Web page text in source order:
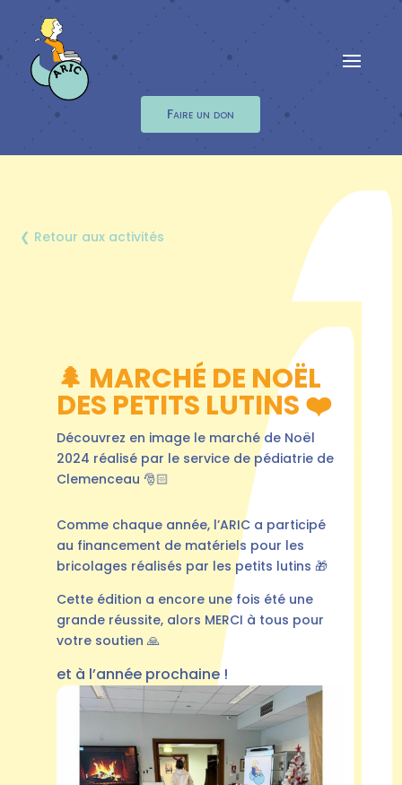
Faire un don
❮ Retour aux activités
🌲 MARCHÉ DE NOËL
DES PETITS LUTINS ❤️
Découvrez en image le marché de Noël
2024 réalisé par le service de pédiatrie de
Clemenceau 🎅🏻
Comme chaque année, l’ARIC a participé
au financement de matériels pour les
bricolages réalisés par les petits lutins 🎁
Cette édition a encore une fois été une
grande réussite, alors MERCI à tous pour
votre soutien 🙏
et à l’année prochaine !